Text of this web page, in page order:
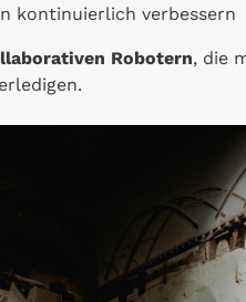
kontinuierlich verbessern
Robotern, die